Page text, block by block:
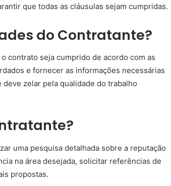
que todas as cláusulas sejam cumpridas.
do Contratante?
contrato seja cumprido de acordo com as
e fornecer as informações necessárias
zelar pela qualidade do trabalho
uma pesquisa detalhada sobre a reputação
na área desejada, solicitar referências de
propostas.